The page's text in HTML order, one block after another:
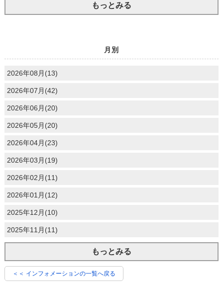
もっとみる
月別
2026年08月(13)
2026年07月(42)
2026年06月(20)
2026年05月(20)
2026年04月(23)
2026年03月(19)
2026年02月(11)
2026年01月(12)
2025年12月(10)
2025年11月(11)
もっとみる
＜＜ インフォメーションの一覧へ戻る